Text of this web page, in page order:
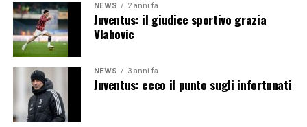
NEWS 2 anni fa
Juventus: il giudice sportivo grazia
Vlahovic
NEWS 3 anni fa
Juventus: ecco il punto sugli infortunati